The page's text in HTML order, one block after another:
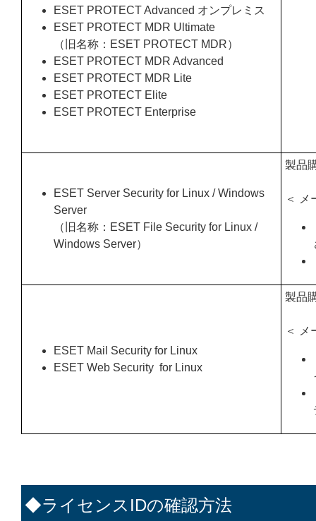
ESET PROTECT Advanced オンプレミス
ESET PROTECT MDR Ultimate
（旧名称：ESET PROTECT MDR）
ESET PROTECT MDR Advanced
ESET PROTECT MDR Lite
ESET PROTECT Elite
ESET PROTECT Enterprise
ESET Server Security for Linux / Windows
Server
（旧名称：ESET File Security for Linux /
Windows Server）
製品
＜ メ
ESET Mail Security for Linux
ESET Web Security for Linux
製品
＜ メ
◆ライセンスIDの確認方法